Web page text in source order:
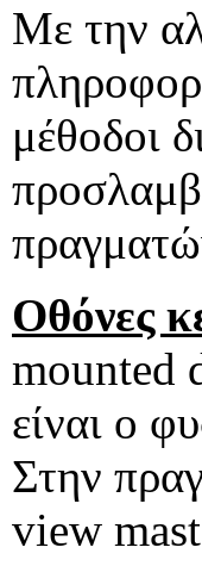
Με την
μέθοδοι
Οθόνες
mounted
είναι ο
Στην
view